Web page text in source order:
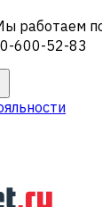
работаем
600-52-83